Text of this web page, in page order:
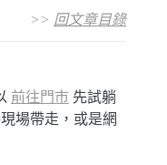
>> 回文章目錄
前往門市 先試躺
場帶走，或是網